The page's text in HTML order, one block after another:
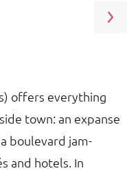
offers everything
town: an expanse
boulevard jam-
and hotels. In